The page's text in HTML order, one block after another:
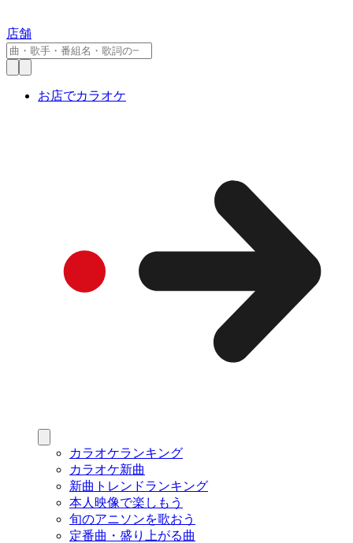
店舗
お店でカラオケ
カラオケランキング
カラオケ新曲
新曲トレンドランキング
本人映像で楽しもう
旬のアニソンを歌おう
定番曲・盛り上がる曲